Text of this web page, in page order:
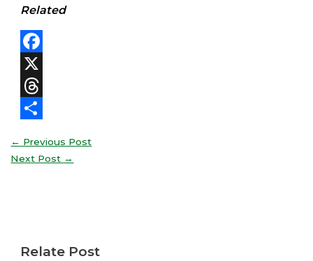
Related
Facebook
X
Threads
← Previous Post
Next Post →
Relate Post